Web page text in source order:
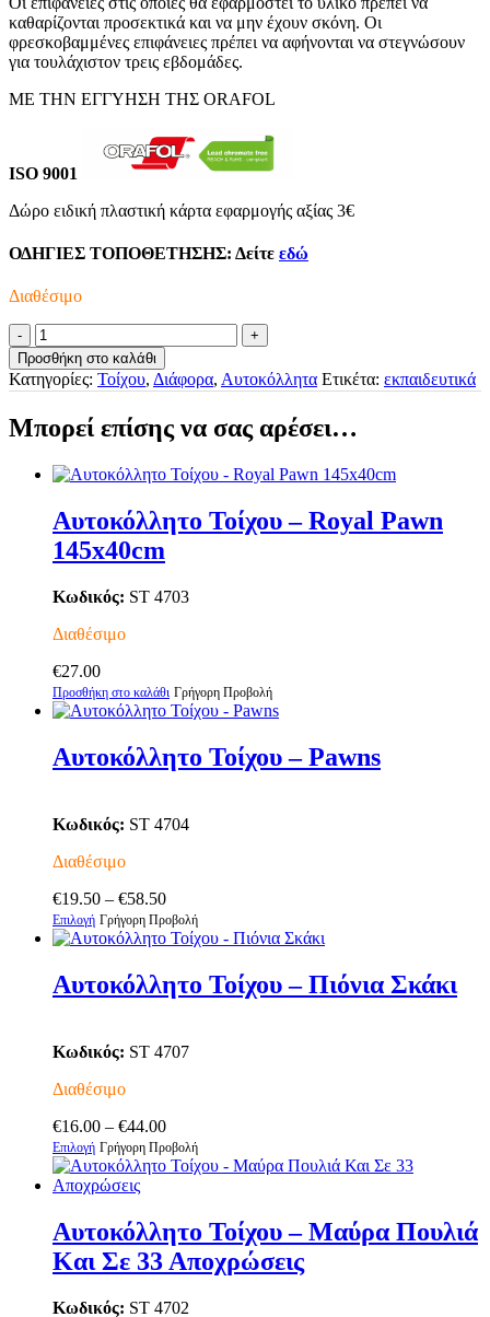
καθαρίζονται προσεκτικά και να μην έχουν σκόνη. Οι
φρεσκοβαμμένες επιφάνειες πρέπει να αφήνονται να στεγνώσουν
για τουλάχιστον τρεις εβδομάδες.
ΜΕ ΤΗΝ ΕΓΓΥΗΣΗ ΤΗΣ ORAFOL
ISO 9001
Δώρο ειδική πλαστική κάρτα εφαρμογής αξίας 3€
ΟΔΗΓΙΕΣ ΤΟΠΟΘΕΤΗΣΗΣ: Δείτε εδώ
Διαθέσιμο
Αυτοκόλλητο
Τοίχου
-
The
145x50cm
Προσθήκη στο καλάθι
Κατηγορίες: Τοίχου, Διάφορα, Αυτοκόλλητα Ετικέτα: εκπαιδευτικά
Μπορεί επίσης να σας αρέσει…
Αυτοκόλλητο Τοίχου – Royal Pawn
145x40cm
Κωδικός: ST 4703
Διαθέσιμο
€27.00
Προσθήκη στο καλάθι Γρήγορη Προβολή
Αυτοκόλλητο Τοίχου – Pawns
Κωδικός: ST 4704
Διαθέσιμο
€19.50 – €58.50Price
range:
€19.50
€58.50
Επιλογή Αυτό
το
πολλαπλές
επιλογές
να
στη
σελίδα
του
προϊόντος
Γρήγορη Προβολή
Αυτοκόλλητο Τοίχου – Πιόνια Σκάκι
Κωδικός: ST 4707
Διαθέσιμο
€16.00 – €44.00Price
range:
€16.00
Επιλογή Αυτό
το
προϊόν
πολλαπλές
παραλλαγές.
Οι
μπορούν
Γρήγορη Προβολή
Αυτοκόλλητο Τοίχου – Μαύρα Πουλιά
Και Σε 33 Αποχρώσεις
Κωδικός: ST 4702